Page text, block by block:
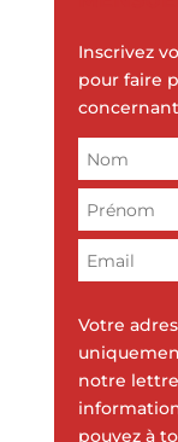
Inscrivez
pour faire
Votre
notre
pouvez à